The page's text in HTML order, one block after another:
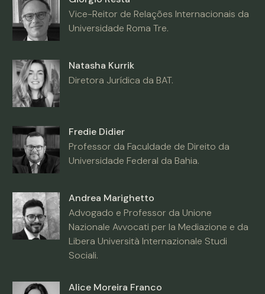
Vice-Reitor de Relações Internacionais da
Universidade Roma Tre.
Natasha Kurrik
Diretora Jurídica da BAT.
Fredie Didier
Professor da Faculdade de Direito da
Universidade Federal da Bahia.
Andrea Marighetto
Advogado e Professor da Unione
Nazionale Avvocati per la Mediazione e da
Libera Università Internazionale Studi
Sociali.
Alice Moreira Franco